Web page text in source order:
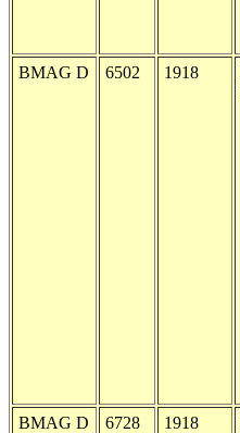
BMAG D 6502 1918
BMAG D 6728 1918